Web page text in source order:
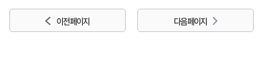
이전 페이지 다음 페이지